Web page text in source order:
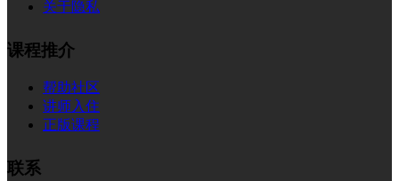
关于隐私
课程推介
帮助社区
讲师入住
正版课程
联系